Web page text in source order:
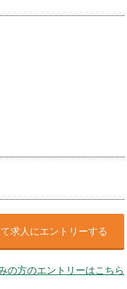
求人にエントリーする
の方のエントリーはこちら